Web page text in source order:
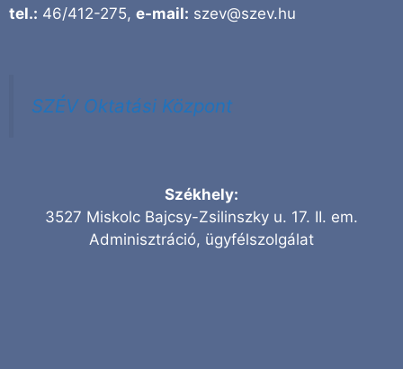
tel.: 46/412-275, e-mail: szev@szev.hu
SZÉV Oktatási Központ
Székhely:
3527 Miskolc Bajcsy-Zsilinszky u. 17. II. em.
Adminisztráció, ügyfélszolgálat